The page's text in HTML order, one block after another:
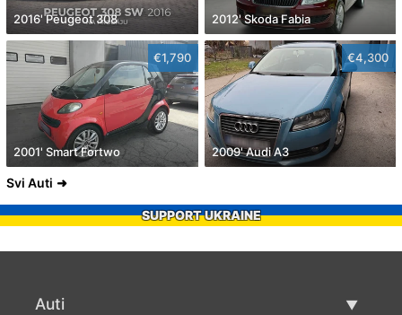
2016' Peugeot 308 2012' Skoda Fabia
€1,790
2001' Smart Fortwo
€4,300
2009' Audi A3
Svi Auti
SUPPORT UKRAINE
Auti